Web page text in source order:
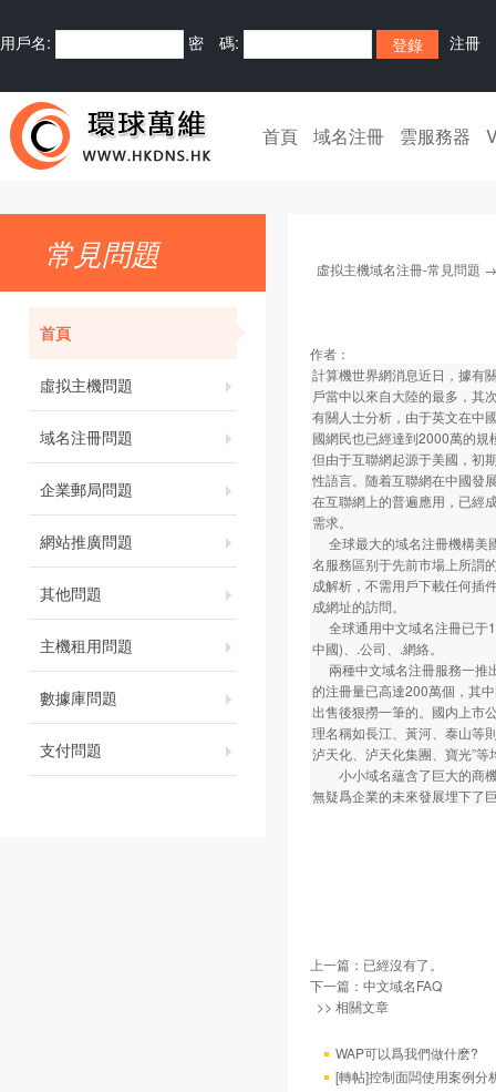
用戶名: 密 碼: 注冊
首頁 域名注冊 雲服務器
常見問題
首頁
虛拟主機問題
域名注冊問題
企業郵局問題
網站推廣問題
其他問題
主機租用問題
數據庫問題
支付問題
虛拟主機域名注冊-常見問題
作者：
計算機世界網消息近日，據有
戶當中以來自大陸的最多，其
有關人士分析，由于英文在中
國網民也已經達到2000萬的
但由于互聯網起源于美國，初
性語言。随着互聯網在中國發
在互聯網上的普遍應用，已經
需求。
全球最大的域名注冊機構美
名服務區别于先前市場上所謂
成解析，不需用戶下載任何插
成網址的訪問。
全球通用中文域名注冊已于
中國)、.公司、.網絡。
兩種中文域名注冊服務一推
的注冊量已高達200萬個，其
出售後狠撈一筆的。國内上市
理名稱如長江、黃河、泰山等
泸天化、泸天化集團、寶光”
小小域名蘊含了巨大的商機
無疑爲企業的未來發展埋下了
上一篇：已經沒有了。
下一篇： 中文域名FAQ
>> 相關文章
WAP可以爲我們做什麽?
[轉帖]控制面闆使用案例分